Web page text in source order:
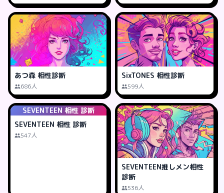
あつ森 相性診断
686人
SixTONES 相性診断
599人
SEVENTEEN 相性 診断
SEVENTEEN 相性 診断
547人
SEVENTEEN推しメン相性
診断
536人